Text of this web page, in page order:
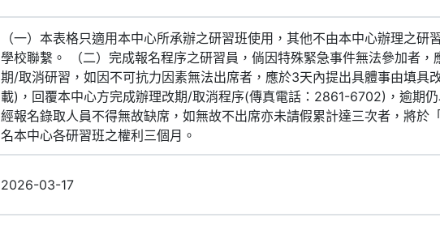
（一）本表格只適用本中心所承辦之研習班使用，其他不由本中心辦理之
學校聯繫。 （二）完成報名程序之研習員，倘因特殊緊急事件無法參加者
期/取消研習，如因不可抗力因素無法出席者，應於3天內提出具體事由填具
載)，回覆本中心方完成辦理改期/取消程序(傳真電話：2861-6702)，逾期
經報名錄取人員不得無故缺席，如無故不出席亦未請假累計達三次者，將於
名本中心各研習班之權利三個月。
2026-03-17